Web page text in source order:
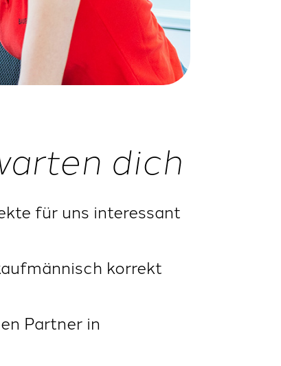
dich
für uns interessant
korrekt
Partner in